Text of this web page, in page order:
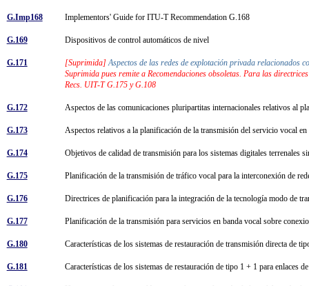
G.Imp168 Implementors' Guide for ITU-T Recommendation G.168
G.169 Dispositivos de control automáticos de nivel
G.171 [Suprimida] Aspectos de las redes de explotación privada relacionados
Suprimida pues remite a Recomendaciones obsoletas. Para las
Recs. UIT-T G.175 y G.108
G.172 Aspectos de las comunicaciones pluripartitas internacionales relativos al
G.173 Aspectos relativos a la planificación de la transmisión del servicio vocal
G.174 Objetivos de calidad de transmisión para los sistemas digitales terrenales
G.175 Planificación de la transmisión de tráfico vocal para la interconexión de
G.176 Directrices de planificación para la integración de la tecnología modo de
G.177 Planificación de la transmisión para servicios en banda vocal sobre
G.180 Características de los sistemas de restauración de transmisión directa de
G.181 Características de los sistemas de restauración de tipo 1 + 1 para enlaces